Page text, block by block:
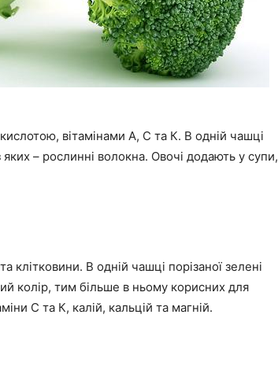
вітамінами А, С та К. В одній чашці
– рослинні волокна. Овочі додають у супи,
клітковини. В одній чашці порізаної зелені
колір, тим більше в ньому корисних для
С та К, калій, кальцій та магній.